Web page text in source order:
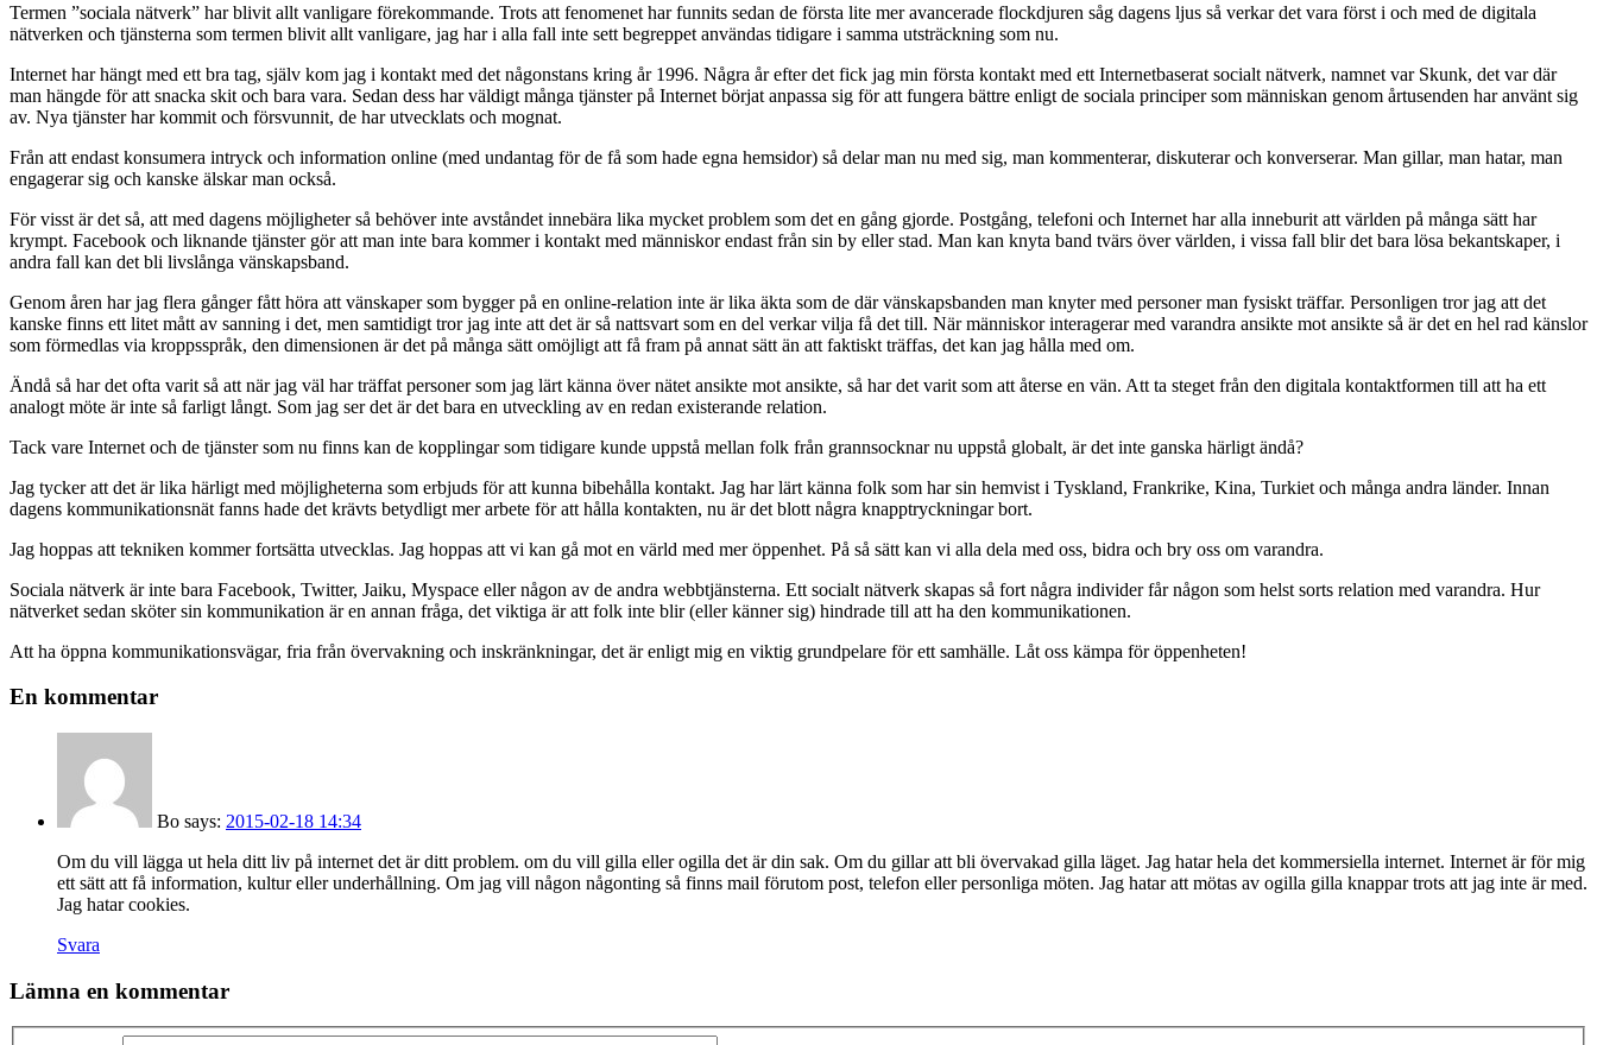
Termen ”sociala nätverk” har blivit allt vanligare förekommande. Trots att fenomenet har funnits sedan de första lite mer avancerade flockdjuren såg dagens ljus så verkar det vara först i och med de digitala
nätverken och tjänsterna som termen blivit allt vanligare, jag har i alla fall inte sett begreppet användas tidigare i samma utsträckning som nu.
Internet har hängt med ett bra tag, själv kom jag i kontakt med det någonstans kring år 1996. Några år efter det fick jag min första kontakt med ett Internetbaserat socialt nätverk, namnet var Skunk, det var där
man hängde för att snacka skit och bara vara. Sedan dess har väldigt många tjänster på Internet börjat anpassa sig för att fungera bättre enligt de sociala principer som människan genom årtusenden har använt sig
av. Nya tjänster har kommit och försvunnit, de har utvecklats och mognat.
Från att endast konsumera intryck och information online (med undantag för de få som hade egna hemsidor) så delar man nu med sig, man kommenterar, diskuterar och konverserar. Man gillar, man hatar, man
engagerar sig och kanske älskar man också.
För visst är det så, att med dagens möjligheter så behöver inte avståndet innebära lika mycket problem som det en gång gjorde. Postgång, telefoni och Internet har alla inneburit att världen på många sätt har
krympt. Facebook och liknande tjänster gör att man inte bara kommer i kontakt med människor endast från sin by eller stad. Man kan knyta band tvärs över världen, i vissa fall blir det bara lösa bekantskaper, i
andra fall kan det bli livslånga vänskapsband.
Genom åren har jag flera gånger fått höra att vänskaper som bygger på en online-relation inte är lika äkta som de där vänskapsbanden man knyter med personer man fysiskt träffar. Personligen tror jag att det
kanske finns ett litet mått av sanning i det, men samtidigt tror jag inte att det är så nattsvart som en del verkar vilja få det till. När människor interagerar med varandra ansikte mot ansikte så är det en hel rad känslor
som förmedlas via kroppsspråk, den dimensionen är det på många sätt omöjligt att få fram på annat sätt än att faktiskt träffas, det kan jag hålla med om.
Ändå så har det ofta varit så att när jag väl har träffat personer som jag lärt känna över nätet ansikte mot ansikte, så har det varit som att återse en vän. Att ta steget från den digitala kontaktformen till att ha ett
analogt möte är inte så farligt långt. Som jag ser det är det bara en utveckling av en redan existerande relation.
Tack vare Internet och de tjänster som nu finns kan de kopplingar som tidigare kunde uppstå mellan folk från grannsocknar nu uppstå globalt, är det inte ganska härligt ändå?
Jag tycker att det är lika härligt med möjligheterna som erbjuds för att kunna bibehålla kontakt. Jag har lärt känna folk som har sin hemvist i Tyskland, Frankrike, Kina, Turkiet och många andra länder. Innan
dagens kommunikationsnät fanns hade det krävts betydligt mer arbete för att hålla kontakten, nu är det blott några knapptryckningar bort.
Jag hoppas att tekniken kommer fortsätta utvecklas. Jag hoppas att vi kan gå mot en värld med mer öppenhet. På så sätt kan vi alla dela med oss, bidra och bry oss om varandra.
Sociala nätverk är inte bara Facebook, Twitter, Jaiku, Myspace eller någon av de andra webbtjänsterna. Ett socialt nätverk skapas så fort några individer får någon som helst sorts relation med varandra. Hur
nätverket sedan sköter sin kommunikation är en annan fråga, det viktiga är att folk inte blir (eller känner sig) hindrade till att ha den kommunikationen.
Att ha öppna kommunikationsvägar, fria från övervakning och inskränkningar, det är enligt mig en viktig grundpelare för ett samhälle. Låt oss kämpa för öppenheten!
En kommentar
Bo says: 2015-02-18 14:34
Om du vill lägga ut hela ditt liv på internet det är ditt problem. om du vill gilla eller ogilla det är din sak. Om du gillar att bli övervakad gilla läget. Jag hatar hela det kommersiella internet. Internet är för mig
ett sätt att få information, kultur eller underhållning. Om jag vill någon någonting så finns mail förutom post, telefon eller personliga möten. Jag hatar att mötas av ogilla gilla knappar trots att jag inte är med.
Jag hatar cookies.
Svara
Lämna en kommentar